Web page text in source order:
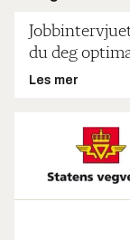
du deg
Les mer